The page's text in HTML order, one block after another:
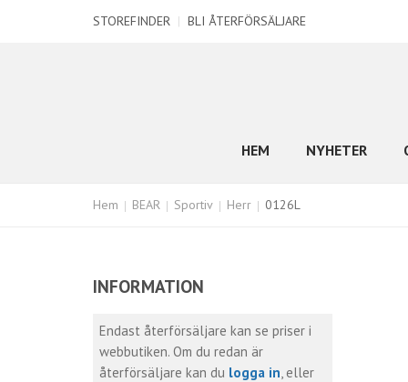
STOREFINDER | BLI ÅTERFÖRSÄLJARE
HEM NYHETER
Hem BEAR Sportiv Herr 0126L
INFORMATION
Endast återförsäljare kan se priser i
webbutiken. Om du redan är
återförsäljare kan du logga in, eller